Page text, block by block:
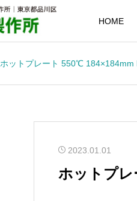
HOME
ホットプレート 550℃ 184×184mm
2023.01.01
ホットプレ